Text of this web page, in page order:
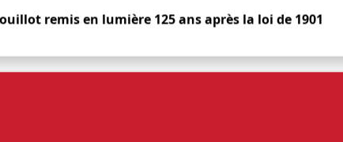
remis en lumière 125 ans après la loi de 1901